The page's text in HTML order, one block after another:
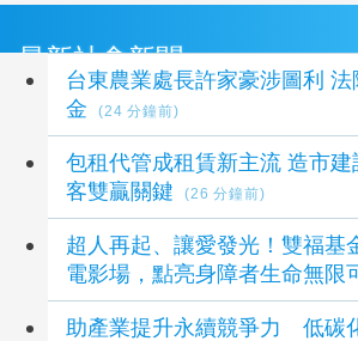
最新社會新聞
台東農業處長許家豪涉圖利 法院更裁提高交保
金
(24 分鐘前)
包租代管成租賃新主流 造市建設解析屋主、房
客雙贏關鍵
(26 分鐘前)
超人再起、讓愛發光！雙福基
電影場，點亮身障者生命無限
助產業提升永續競爭力 低碳